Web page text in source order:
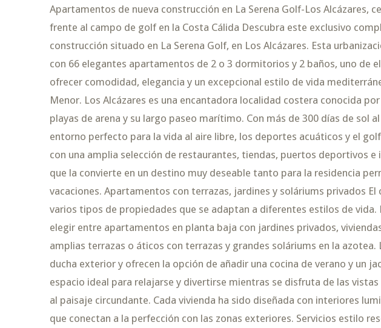
Apartamentos de nueva construcción en La Serena Golf-Los Alcázares,
frente al campo de golf en la Costa Cálida Descubra este exclusivo
construcción situado en La Serena Golf, en Los Alcázares. Esta
con 66 elegantes apartamentos de 2 o 3 dormitorios y 2 baños, uno de
ofrecer comodidad, elegancia y un excepcional estilo de vida
Menor. Los Alcázares es una encantadora localidad costera conocida
playas de arena y su largo paseo marítimo. Con más de 300 días de sol
entorno perfecto para la vida al aire libre, los deportes acuáticos y el
con una amplia selección de restaurantes, tiendas, puertos deportivos
que la convierte en un destino muy deseable tanto para la residencia
vacaciones. Apartamentos con terrazas, jardines y soláriums privados
varios tipos de propiedades que se adaptan a diferentes estilos de vida.
elegir entre apartamentos en planta baja con jardines privados,
amplias terrazas o áticos con terrazas y grandes soláriums en la azotea.
ducha exterior y ofrecen la opción de añadir una cocina de verano y un
espacio ideal para relajarse y divertirse mientras se disfruta de las
al paisaje circundante. Cada vivienda ha sido diseñada con interiores
que conectan a la perfección con las zonas exteriores. Servicios estilo